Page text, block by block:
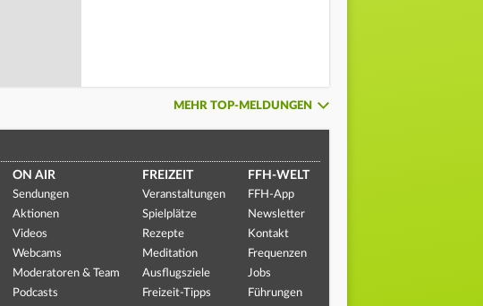
MEHR TOP-MELDUNGEN
ON AIR
Sendungen
Aktionen
Videos
Webcams
Moderatoren & Team
Podcasts
FREIZEIT
Veranstaltungen
Spielplätze
Rezepte
Meditation
Ausflugsziele
Freizeit-Tipps
FFH-WELT
FFH-App
Newsletter
Kontakt
Frequenzen
Jobs
Führungen